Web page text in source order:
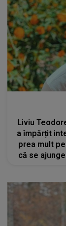
Liviu
a împărțit internetul în două. Artistul nu a stat
prea mult
că se